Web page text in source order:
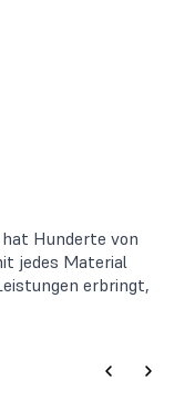
Hunderte von
jedes Material
erbringt,